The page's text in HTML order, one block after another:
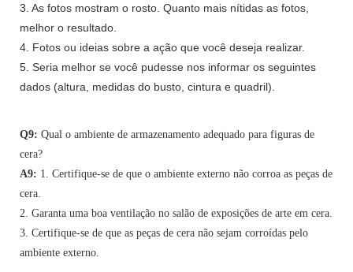
3. As fotos mostram o rosto. Quanto mais nítidas as fotos,
melhor o resultado.
4. Fotos ou ideias sobre a ação que você deseja realizar.
5. Seria melhor se você pudesse nos informar os seguintes
dados (altura, medidas do busto, cintura e quadril).
Q9: Qual o ambiente de armazenamento adequado para figuras de
cera?
A9: 1. Certifique-se de que o ambiente externo não corroa as peças de
cera.
2. Garanta uma boa ventilação no salão de exposições de arte em cera.
3. Certifique-se de que as peças de cera não sejam corroídas pelo
ambiente externo.